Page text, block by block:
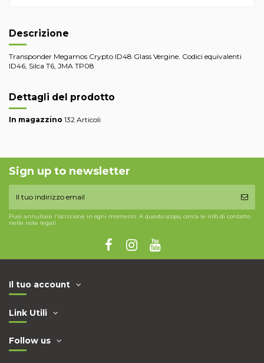
Descrizione
Transponder Megamos Crypto ID48 Glass Vergine. Codici equivalenti
ID46, Silca T6, JMA TP08
Dettagli del prodotto
In magazzino 132 Articoli
Sign up to newsletter
Puoi annullare l'iscrizione in ogni momenti. A questo scopo, cerca le info di contatto
nelle note legali.
Il tuo account
Link Utili
Follow us